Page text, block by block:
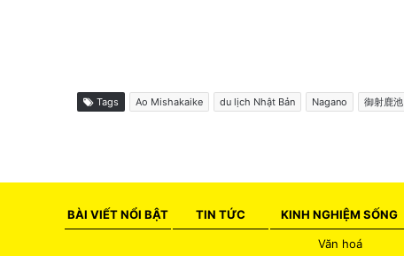
Tags Ao Mishakaike du lịch Nhật Bản Nagano 御射鹿池
BÀI VIẾT NỔI BẬT TIN TỨC KINH NGHIỆM SỐNG
Văn hoá